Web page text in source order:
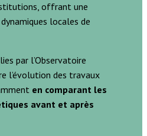
offrant une
locales de
par l’Observatoire
l’évolution des travaux
en comparant les
avant et après